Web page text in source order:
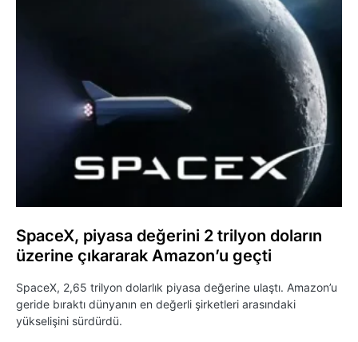
SpaceX, piyasa değerini 2 trilyon doların
üzerine çıkararak Amazon’u geçti
SpaceX, 2,65 trilyon dolarlık piyasa değerine ulaştı. Amazon’u
geride bıraktı dünyanın en değerli şirketleri arasındaki
yükselişini sürdürdü.